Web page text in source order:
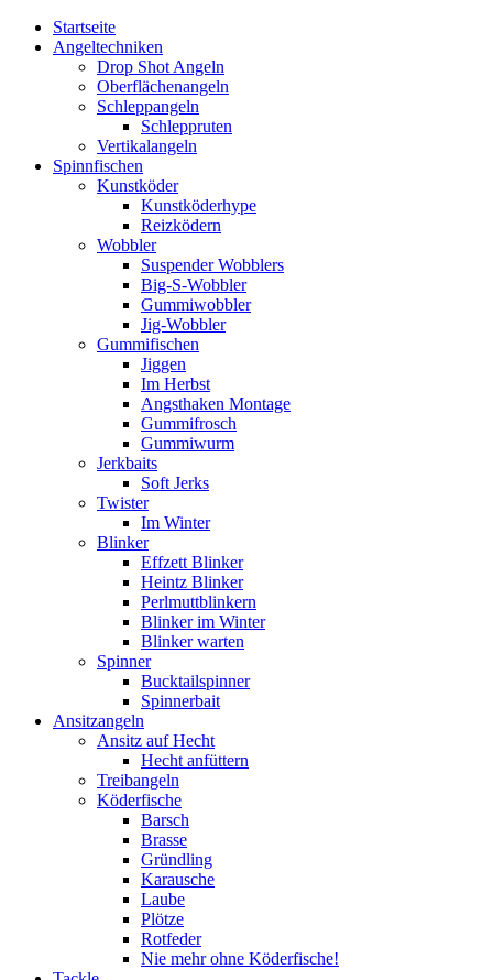
Startseite
Angeltechniken
Drop Shot Angeln
Oberflächenangeln
Schleppangeln
Schleppruten
Vertikalangeln
Spinnfischen
Kunstköder
Kunstköderhype
Reizködern
Wobbler
Suspender Wobblers
Big-S-Wobbler
Gummiwobbler
Jig-Wobbler
Gummifischen
Jiggen
Im Herbst
Angsthaken Montage
Gummifrosch
Gummiwurm
Jerkbaits
Soft Jerks
Twister
Im Winter
Blinker
Effzett Blinker
Heintz Blinker
Perlmuttblinkern
Blinker im Winter
Blinker warten
Spinner
Bucktailspinner
Spinnerbait
Ansitzangeln
Ansitz auf Hecht
Hecht anfüttern
Treibangeln
Köderfische
Barsch
Brasse
Gründling
Karausche
Laube
Plötze
Rotfeder
Nie mehr ohne Köderfische!